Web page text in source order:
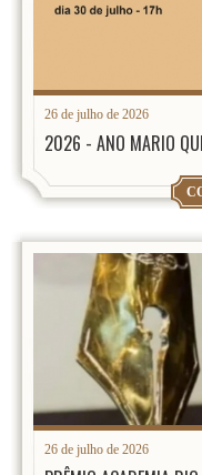
26 de julho de 2026
2026 - ANO MARIO
26 de julho de 2026